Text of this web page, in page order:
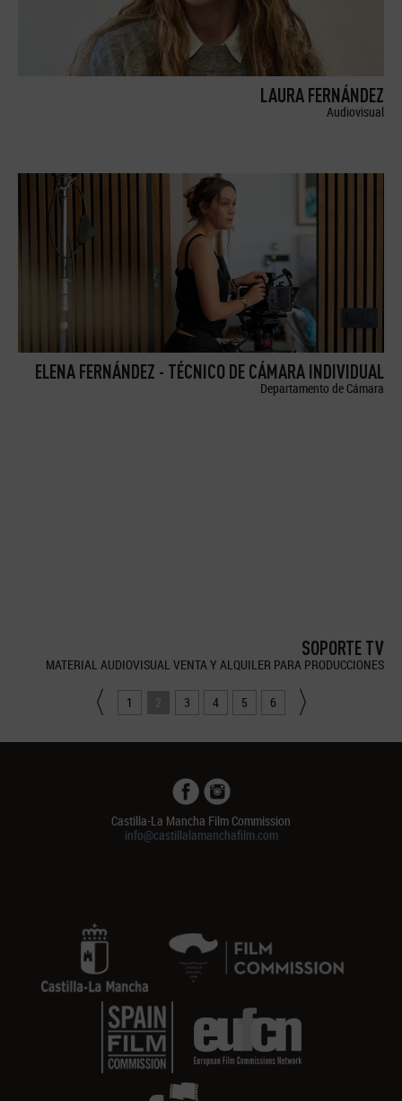
LAURA FERNÁNDEZ
Audiovisual
ELENA FERNÁNDEZ - TÉCNICO DE CÁMARA INDIVIDUAL
Departamento de Cámara
SOPORTE TV
MATERIAL AUDIOVISUAL VENTA Y ALQUILER PARA PRODUCCIONES
1 2 3 4 5 6
Castilla-La Mancha Film Commission
info@castillalamanchafilm.com